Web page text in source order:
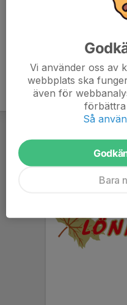
Vi använder oss av
webbplats ska
även för
förbättra
Så
Bara